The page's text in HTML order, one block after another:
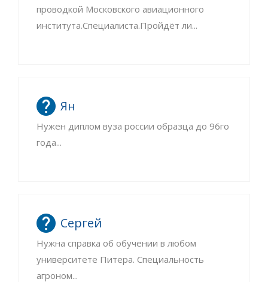
проводкой Московского авиационного
института.Специалиста.Пройдёт ли...
Ян
Нужен диплом вуза россии образца до 96го
года...
Сергей
Нужна справка об обучении в любом
университете Питера. Специальность
агроном...